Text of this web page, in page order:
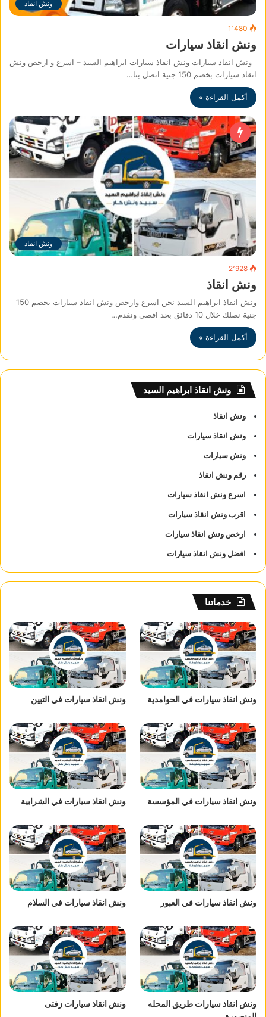
ونش انقاذ
1٬480
ونش انقاذ سيارات
ونش انقاذ سيارات ونش انقاذ سيارات ابراهيم السيد – اسرع و ارخص ونش
انقاذ سيارات بخصم 150 جنية اتصل بنا…
أكمل القراءة »
ونش انقاذ
2٬928
ونش انقاذ
ونش انقاذ ابراهيم السيد نحن اسرع وارخص ونش انقاذ سيارات بخصم 150
جنية نصلك خلال 10 دقائق بحد اقصي ونقدم…
أكمل القراءة »
ونش انقاذ ابراهيم السيد
ونش انقاذ
ونش انقاذ سيارات
ونش سيارات
رقم ونش انقاذ
اسرع ونش انقاذ سيارات
اقرب ونش انقاذ سيارات
ارخص ونش انقاذ سيارات
افضل ونش انقاذ سيارات
خدماتنا
ونش انقاذ سيارات في الحوامدية ونش انقاذ سيارات في التبين
ونش انقاذ سيارات في المؤسسة ونش انقاذ سيارات في الشرابية
ونش انقاذ سيارات في العبور ونش انقاذ سيارات في السلام
ونش انقاذ سيارات طريق المحله
ونش انقاذ سيارات زفتى